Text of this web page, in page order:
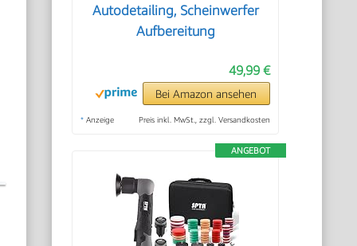
Autodetailing, Scheinwerfer
Aufbereitung
49,99 €
Bei Amazon ansehen
* Anzeige Preis inkl. MwSt., zzgl. Versandkosten
ANGEBOT